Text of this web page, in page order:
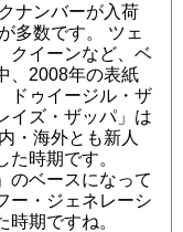
ナンバーが入荷
多数です。 ツェ
クイーンなど、ベ
、2008年の表紙
ドゥイージル・ザ
イズ・ザッパ」は
・海外とも新人
時期です。
のベースになって
ー・ジェネレーシ
時期ですね。